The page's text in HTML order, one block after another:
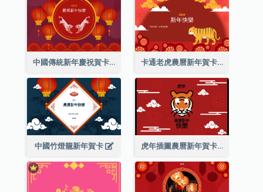
中國傳統新年慶祝賀卡 卡通老虎農曆新年賀卡
中國竹燈籠新年賀卡 虎年插圖農曆新年賀卡